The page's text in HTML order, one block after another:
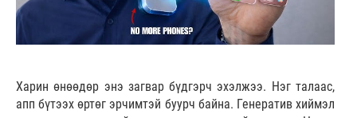
Харин өнөөдөр энэ загвар бүдгэрч эхэлжээ. Нэг талаас,
апп бүтээх өртөг эрчимтэй буурч байна. Генератив хиймэл